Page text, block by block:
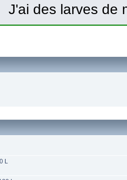
J'ai des larves de
L